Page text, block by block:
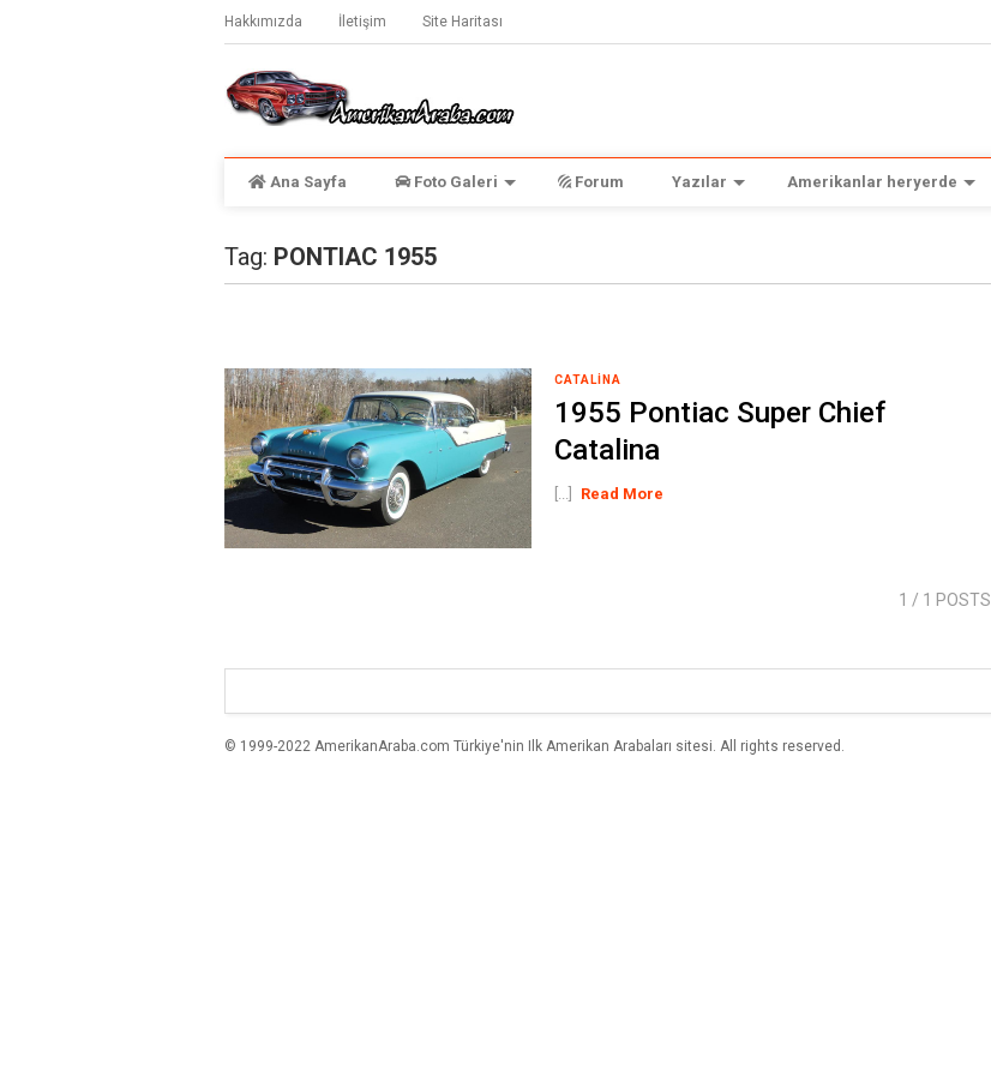
Hakkımızda İletişim Site Haritası
Ana Sayfa Foto Galeri Forum Yazılar Amerikanlar heryerde
Tag: PONTIAC 1955
CATALINA
1955 Pontiac Super Chief
Catalina
[...] Read More
1 / 1 POSTS
© 1999-2022 AmerikanAraba.com Türkiye'nin Ilk Amerikan Arabaları sitesi. All rights reserved.